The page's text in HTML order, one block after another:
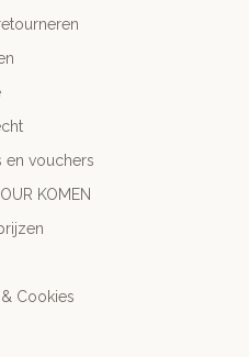
en vouchers
KOMEN
Cookies